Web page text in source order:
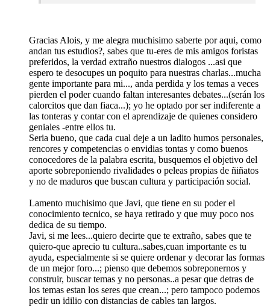
Gracias Alois, y me alegra muchisimo saberte por aqui, como
andan tus estudios?, sabes que tu-eres de mis amigos foristas
preferidos, la verdad extraño nuestros dialogos ...asi que
espero te desocupes un poquito para nuestras charlas...mucha
gente importante para mi..., anda perdida y los temas a veces
pierden el poder cuando faltan interesantes debates...(serán los
calorcitos que dan fiaca...); yo he optado por ser indiferente a
las tonteras y contar con el aprendizaje de quienes considero
geniales -entre ellos tu.
Seria bueno, que cada cual deje a un ladito humos personales,
rencores y competencias o envidias tontas y como buenos
conocedores de la palabra escrita, busquemos el objetivo del
aporte sobreponiendo rivalidades o peleas propias de ñiñatos
y no de maduros que buscan cultura y participación social.
Lamento muchisimo que Javi, que tiene en su poder el
conocimiento tecnico, se haya retirado y que muy poco nos
dedica de su tiempo.
Javi, si me lees...quiero decirte que te extraño, sabes que te
quiero-que aprecio tu cultura..sabes,cuan importante es tu
ayuda, especialmente si se quiere ordenar y decorar las formas
de un mejor foro...; pienso que debemos sobreponernos y
construir, buscar temas y no personas..a pesar que detras de
los temas estan los seres que crean...; pero tampoco podemos
pedir un idilio con distancias de cables tan largos.